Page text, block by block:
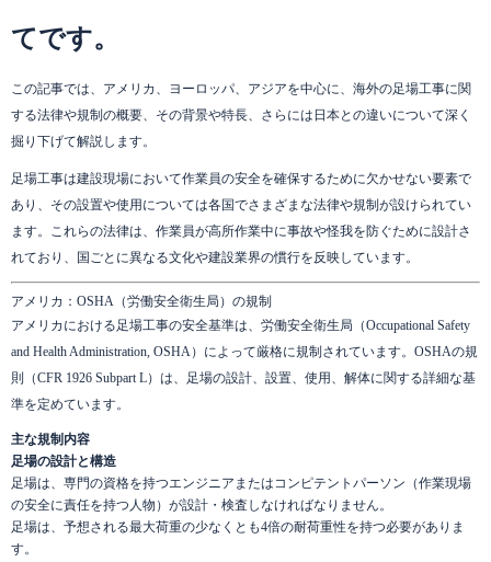
てです。
この記事では、アメリカ、ヨーロッパ、アジアを中心に、海外の足場工事に関
する法律や規制の概要、その背景や特長、さらには日本との違いについて深く
掘り下げて解説します。
足場工事は建設現場において作業員の安全を確保するために欠かせない要素で
あり、その設置や使用については各国でさまざまな法律や規制が設けられてい
ます。これらの法律は、作業員が高所作業中に事故や怪我を防ぐために設計さ
れており、国ごとに異なる文化や建設業界の慣行を反映しています。
アメリカ：OSHA（労働安全衛生局）の規制
アメリカにおける足場工事の安全基準は、労働安全衛生局（Occupational Safety
and Health Administration, OSHA）によって厳格に規制されています。OSHAの規
則（CFR 1926 Subpart L）は、足場の設計、設置、使用、解体に関する詳細な基
準を定めています。
主な規制内容
足場の設計と構造
足場は、専門の資格を持つエンジニアまたはコンピテントパーソン（作業現場
の安全に責任を持つ人物）が設計・検査しなければなりません。
足場は、予想される最大荷重の少なくとも4倍の耐荷重性を持つ必要がありま
す。